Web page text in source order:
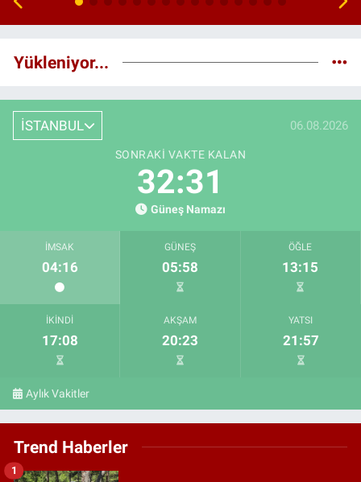
Yükleniyor...
İSTANBUL 06.08.2026
SONRAKI VAKTE KALAN
32:30
Güneş Namazı
İMSAK
04:16
GÜNEŞ
05:58
ÖĞLE
13:15
İKINDI
17:08
AKŞAM
20:23
YATSI
21:57
Aylık Vakitler
Trend Haberler
1